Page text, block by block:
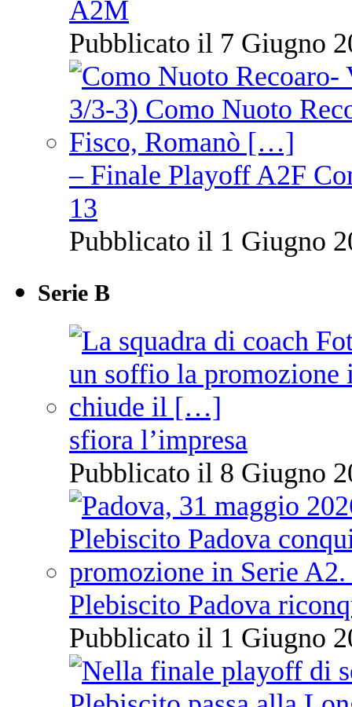
A2M
Pubblicato il 7 Giugno
– Finale Playoff A2F
13
Pubblicato il 1 Giugno
Serie B
sfiora l’impresa
Pubblicato il 8 Giugno
Plebiscito Padova
Pubblicato il 1 Giugno